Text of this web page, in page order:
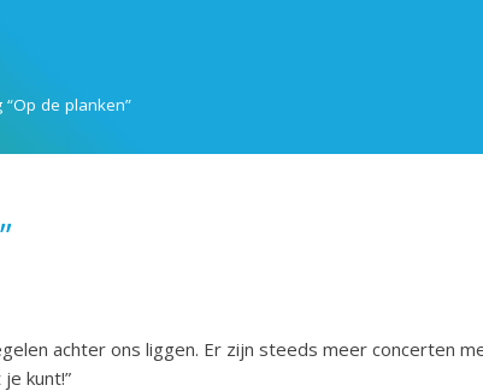
“Op de planken”
achter ons liggen. Er zijn steeds meer concerten
kunt!”